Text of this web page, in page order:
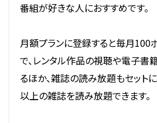
番組が好きな人におすすめです。
月額プランに登録すると毎月100
で、レンタル作品の視聴や電子書
るほか、雑誌の読み放題もセット
以上の雑誌を読み放題できます。